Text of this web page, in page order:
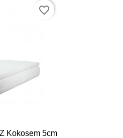
Kokosem 5cm
favorite_border